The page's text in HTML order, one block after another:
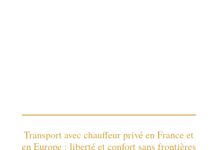
Transport avec chauffeur privé en France et
en Europe : liberté et confort sans frontières